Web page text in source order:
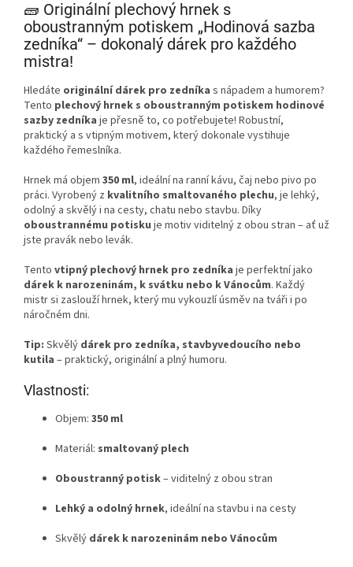
🧱 Originální plechový hrnek s
oboustranným potiskem „Hodinová sazba
zedníka“ – dokonalý dárek pro každého
mistra!
Hledáte originální dárek pro zedníka s nápadem a humorem?
Tento plechový hrnek s oboustranným potiskem hodinové
sazby zedníka je přesně to, co potřebujete! Robustní,
praktický a s vtipným motivem, který dokonale vystihuje
každého řemeslníka.
Hrnek má objem 350 ml, ideální na ranní kávu, čaj nebo pivo po
práci. Vyrobený z kvalitního smaltovaného plechu, je lehký,
odolný a skvělý i na cesty, chatu nebo stavbu. Díky
oboustrannému potisku je motiv viditelný z obou stran – ať už
jste pravák nebo levák.
Tento vtipný plechový hrnek pro zedníka je perfektní jako
dárek k narozeninám, k svátku nebo k Vánocům. Každý
mistr si zaslouží hrnek, který mu vykouzlí úsměv na tváři i po
náročném dni.
Tip: Skvělý dárek pro zedníka, stavbyvedoucího nebo
kutila – praktický, originální a plný humoru.
Vlastnosti:
Objem: 350 ml
Materiál: smaltovaný plech
Oboustranný potisk– viditelný z obou stran
Lehký a odolný hrnek, ideální na stavbu i na cesty
Skvělý dárek k narozeninám nebo Vánocům